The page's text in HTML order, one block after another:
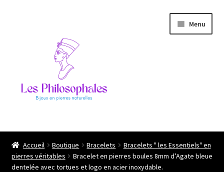
Menu
Les philosophales
le
menu
L’atelier
Accueil Boutique Bracelets
Bracelets " les Essentiels" en
pierres véritables
Bracelet en pierres boules 8mm d’Agate bleue
dentelée avec tortues et logo en acier inoxydable.